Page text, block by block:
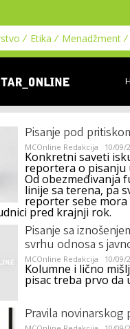
Etika Menadžment
Pisanje pod
MCOnline Redakcija 10/09/
Konkretni saveti
reportera o pisanju
Od obezmeđivanja
linije sa terena, pa
reporter sebe mora
pred krajnji rok.
Pisanje sa
svrhu odnosa s
MCOnline Redakcija 10/09/
Kolumne i lično
pisac treba prvo da
Pravila novinarskog